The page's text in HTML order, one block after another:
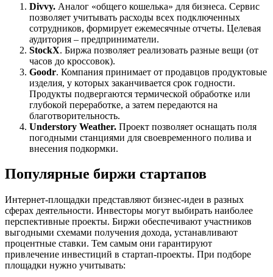
Divvy. Аналог «общего кошелька» для бизнеса. Сервис
позволяет учитывать расходы всех подключенных
сотрудников, формирует ежемесячные отчеты. Целевая
аудитория – предприниматели.
StockX. Биржа позволяет реализовать разные вещи (от
часов до кроссовок).
Goodr. Компания принимает от продавцов продуктовые
изделия, у которых заканчивается срок годности.
Продукты подвергаются термической обработке или
глубокой переработке, а затем передаются на
благотворительность.
Understory Weather. Проект позволяет оснащать поля
погодными станциями для своевременного полива и
внесения подкормки.
Популярные биржи стартапов
Интернет-площадки представляют бизнес-идеи в разных
сферах деятельности. Инвесторы могут выбирать наиболее
перспективные проекты. Биржи обеспечивают участников
выгодными схемами получения дохода, устанавливают
процентные ставки. Тем самым они гарантируют
привлечение инвестиций в стартап-проекты. При подборе
площадки нужно учитывать: